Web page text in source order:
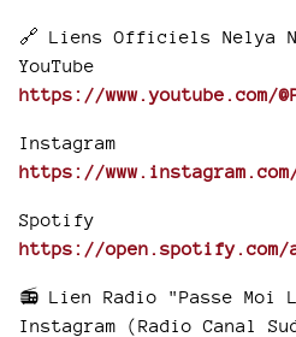
🔗 Liens Officiels Nelya
YouTube
https://www.youtube.com/
Instagram
https://
Spotify
https://open.spotify.com/
📻 Lien Radio "Passe Moi
Instagram (Radio Canal